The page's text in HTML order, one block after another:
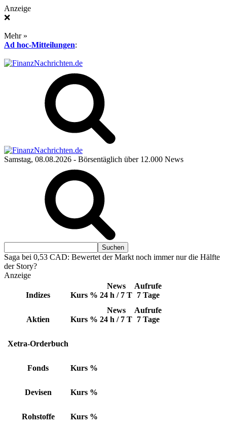
Anzeige
❌
Mehr »
Ad hoc-Mitteilungen:
Samstag, 08.08.2026 - Börsentäglich über 12.000 News
Saga bei 0,53 CAD: Bewertet der Markt noch immer nur die Hälfte
der Story?
Anzeige
Indizes Kurs %
News
24 h / 7 T
Aufrufe
7 Tage
Aktien Kurs %
News
24 h / 7 T
Aufrufe
7 Tage
Xetra-Orderbuch
Fonds Kurs %
Devisen Kurs %
Rohstoffe Kurs %